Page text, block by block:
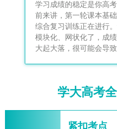
学习成绩的稳定是你高
前来讲，第一轮课本基
综合复习训练正在进行
模块化、网状化了，成
大起大落，很可能会导
学大高考
紧扣考点